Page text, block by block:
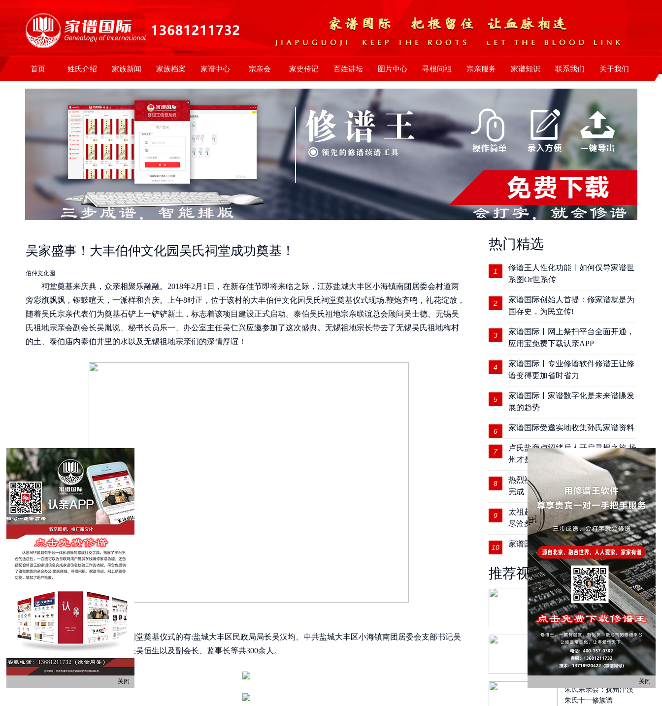
首页 姓氏介绍 家族新闻 家族档案 家谱中心 宗亲会 家史传记 百姓讲坛 图片中心 寻根问祖 宗亲服务 家谱知识 联系我们 关于我们
吴家盛事！大丰伯仲文化园吴氏祠堂成功奠基！
伯仲文化园
祠堂奠基来庆典，众亲相聚乐融融。2018年2月1日，在新存佳节即将来临之际，江苏盐城大丰区小海镇南团居委会村道两
旁彩旗飘飘，锣鼓喧天，一派样和喜庆。上午8时正，位于该村的大丰伯仲文化园吴氏祠堂奠基仪式现场.鞭炮齐鸣，礼花绽放，
随着吴氏宗亲代表们为奠基石铲上一铲铲新土，标志着该项目建设正式启动。泰伯吴氏祖地宗亲联谊总会顾问吴士德、无锡吴
氏祖地宗亲会副会长吴胤说、秘书长员乐一、办公室主任吴仁兴应邀参加了这次盛典。无锡祖地宗长带去了无锡吴氏祖地梅村
的土、泰伯庙内泰伯井里的水以及无锡祖地宗亲们的深情厚谊！
参加大丰伯仲文化园吴氏祠堂奠基仪式的有:盐城大丰区民政局局长吴汉均、中共盐城大丰区小海镇南团居委会支部书记吴
志中、大丰区吴文化研究会会长吴恒生以及副会长、监事长等共300余人。
热门精选
1
修谱王人性化功能丨如何仅导家谱世
系图Or世系传
2
家谱国际创始人首提：修家谱就是为
国存史，为民立传!
3
家谱国际丨网上祭扫平台全面开通，
应用宝免费下载认亲APP
4
家谱国际丨专业修谱软件修谱王让修
谱变得更加省时省力
5
家谱国际丨家谱数字化是未来谱牒发
展的趋势
6 家谱国际受邀实地收集孙氏家谱资料
7
卢氏盐商卢绍绪后人开启寻根之旅 扬
州才是我的家
8
热烈祝贺河南固商桂氏四修宗谱圆满
完成
9
太祖赵匡胤后裔｜肥东县赵氏宗祠历
尽沧桑
10 家谱国际丨研究家谱要看源头
推荐视频
家谱国际丨2018年万宁
市沈氏家族祭祖
家谱国际丨为国存史，
为民立传丨家谱
朱氏宗亲会：抚州津溪
朱氏十一修族谱
关闭 关闭